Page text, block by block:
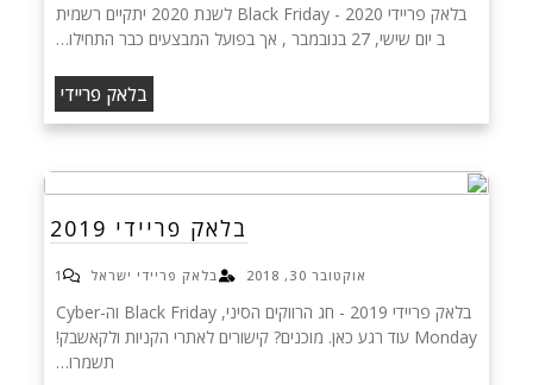
בלאק פריידי 2020 - Black Friday לשנת 2020 יתקיים רשמית
ב יום שישי, 27 בנובמבר , אך בפועל המבצעים כבר התחילו…
בלאק פריידי
בלאק פריידי 2019
אוקטובר 30, 2018 בלאק פריידי ישראל 1
בלאק פריידי 2019 - חג הרווקים הסיני, Black Friday וה-Cyber
Monday עוד רגע כאן. מוכנים? קישורים לאתרי הקניות ולקאשבק!
תשמרו…